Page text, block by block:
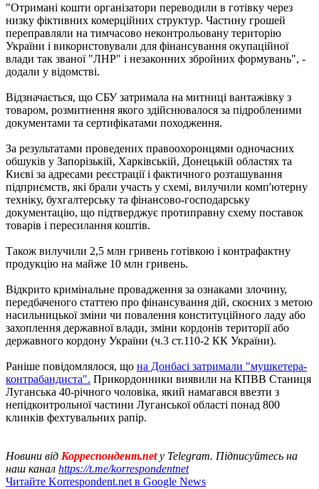
"Отримані кошти організатори переводили в готівку через
низку фіктивних комерційних структур. Частину грошей
переправляли на тимчасово неконтрольовану територію
України і використовували для фінансування окупаційної
влади так званої "ЛНР" і незаконних збройних формувань", -
додали у відомстві.
Відзначається, що СБУ затримала на митниці вантажівку з
товаром, розмитнення якого здійснювалося за підробленими
документами та сертифікатами походження.
За результатами проведених правоохоронцями одночасних
обшуків у Запорізькій, Харківській, Донецькій областях та
Києві за адресами реєстрації і фактичного розташування
підприємств, які брали участь у схемі, вилучили комп'ютерну
техніку, бухгалтерську та фінансово-господарську
документацію, що підтверджує протиправну схему поставок
товарів і пересилання коштів.
Також вилучили 2,5 млн гривень готівкою і контрафактну
продукцію на майже 10 млн гривень.
Відкрито кримінальне провадження за ознаками злочину,
передбаченого статтею про фінансування дій, скоєних з метою
насильницької зміни чи повалення конституційного ладу або
захоплення державної влади, зміни кордонів території або
державного кордону України (ч.3 ст.110-2 КК України).
Раніше повідомлялося, що на Донбасі затримали "мушкетера-
контрабандиста". Прикордонники виявили на КПВВ Станиця
Луганська 40-річного чоловіка, який намагався ввезти з
непідконтрольної частини Луганської області понад 800
клинків фехтувальних рапір.
Новини від Корреспондент.netу Telegram. Підписуйтесь на
наш канал https://t.me/korrespondentnet
Читайте Korrespondent.net в Google News